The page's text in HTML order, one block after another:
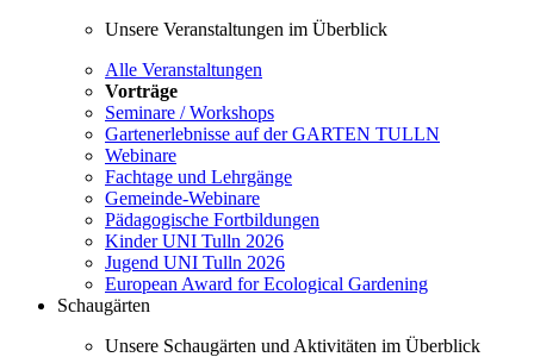
Unsere Veranstaltungen im Überblick
Alle Veranstaltungen
Vorträge
Seminare / Workshops
Gartenerlebnisse auf der GARTEN TULLN
Webinare
Fachtage und Lehrgänge
Gemeinde-Webinare
Pädagogische Fortbildungen
Kinder UNI Tulln 2026
Jugend UNI Tulln 2026
European Award for Ecological Gardening
Schaugärten
Unsere Schaugärten und Aktivitäten im Überblick